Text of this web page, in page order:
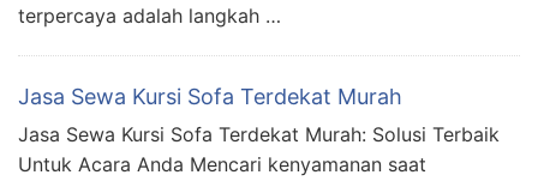
terpercaya adalah langkah …
Jasa Sewa Kursi Sofa Terdekat Murah
Jasa Sewa Kursi Sofa Terdekat Murah: Solusi Terbaik
Untuk Acara Anda Mencari kenyamanan saat